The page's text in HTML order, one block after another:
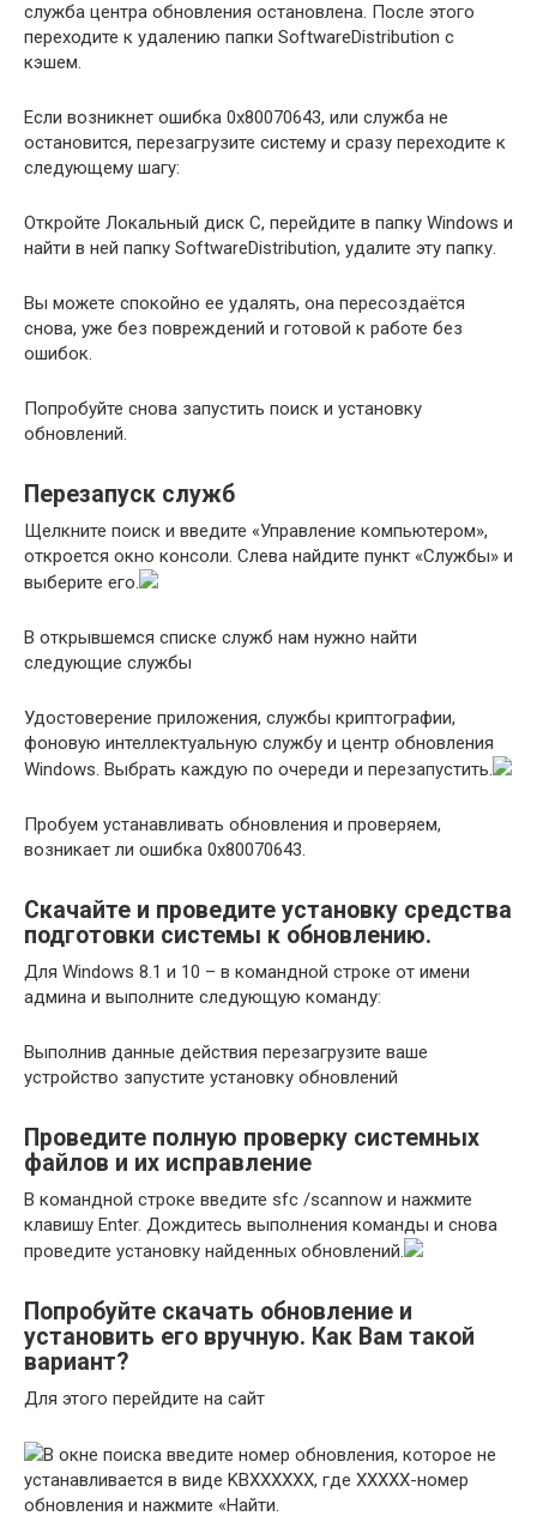
служба центра обновления остановлена. После этого
переходите к удалению папки SoftwareDistribution с
кэшем.
Если возникнет ошибка 0x80070643, или служба не
остановится, перезагрузите систему и сразу переходите к
следующему шагу:
Откройте Локальный диск С, перейдите в папку Windows и
найти в ней папку SoftwareDistribution, удалите эту папку.
Вы можете спокойно ее удалять, она пересоздаётся
снова, уже без повреждений и готовой к работе без
ошибок.
Попробуйте снова запустить поиск и установку
обновлений.
Перезапуск служб
Щелкните поиск и введите «Управление компьютером»,
откроется окно консоли. Слева найдите пункт «Службы» и
выберите его.
В открывшемся списке служб нам нужно найти
следующие службы
Удостоверение приложения, службы криптографии,
фоновую интеллектуальную службу и центр обновления
Windows. Выбрать каждую по очереди и перезапустить.
Пробуем устанавливать обновления и проверяем,
возникает ли ошибка 0x80070643.
Скачайте и проведите установку средства
подготовки системы к обновлению.
Для Windows 8.1 и 10 – в командной строке от имени
админа и выполните следующую команду:
Выполнив данные действия перезагрузите ваше
устройство запустите установку обновлений
Проведите полную проверку системных
файлов и их исправление
В командной строке введите sfc /scannow и нажмите
клавишу Enter. Дождитесь выполнения команды и снова
проведите установку найденных обновлений.
Попробуйте скачать обновление и
установить его вручную. Как Вам такой
вариант?
Для этого перейдите на сайт
В окне поиска введите номер обновления, которое не
устанавливается в виде KBXXXXXX, где XXXXX-номер
обновления и нажмите «Найти.